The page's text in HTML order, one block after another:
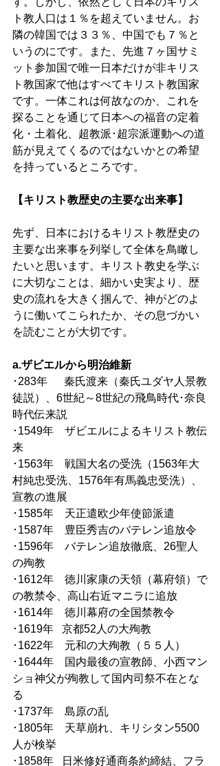
ト教人口は１％を超えていません。お
隣の韓国では３３％、中国でも７％と
いうのにです。また、先進７ヶ国サミ
ット参加国で唯一日本だけが非キリス
ト教国家で他はすべてキリスト教国家
です。一体これは何故なのか、これを
探ることを通じて日本への福音の定着
化・土着化、超教派･超宗派運動への道
筋が見えてくるのではないかとの希望
を持っているところです。
【キリスト教歴史の主要な出来事】
先ず、日本におけるキリスト教歴史の
主要な出来事を列挙して全体を鳥瞰し
たいと思います。キリスト教史を学ぶ
に大切なことは、細かい史実より、歴
史の流れを大きく掴んで、神がどのよ
うに働いてこられたか、その息づかい
を読むことが大切です。
a.ザビエルから明治維新
･283年　  秦氏渡来（秦氏ユダヤ人景教
徒説）、6世紀～8世紀の飛鳥時代･奈良
時代伝来説
･1549年　ザビエルによるキリスト教伝
来
･1563年　戦国大名の受洗（1563年大
村純忠受洗、1576年有馬義忠受洗）、
宣教の進展
･1585年　天正遣欧少年使節派遣
･1587年　豊臣秀吉のバテレン追放令
･1596年　バテレン追放徹底、26聖人
の殉教
･1612年　徳川家康の天領（幕府領）で
の教禁令、高山右近マニラに追放
･1614年　徳川幕府の全国禁教令
･1619年   京都52人の大殉教
･1622年　元和の大殉教（５５人）
･1644年　国内最後の宣教師、小西マン
ショ神父が殉教して国内司祭不在とな
る
･1737年　島原の乱
･1805年　天草崩れ、キリシタン5500
人が検挙
･1858年   日米修好通商条約締結、フラ